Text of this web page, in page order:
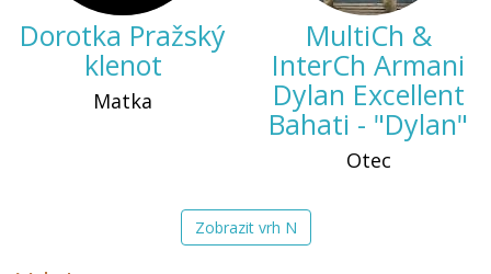
Dorotka Pražský
klenot
Matka
MultiCh &
InterCh Armani
Dylan Excellent
Bahati - "Dylan"
Otec
Zobrazit vrh N